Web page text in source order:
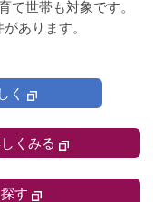
て世帯も対象です。
あります。
く
くみる
す